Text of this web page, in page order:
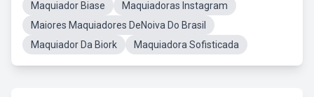
Maquiador Biase
Maquiadoras Instagram
Maiores Maquiadores DeNoiva Do Brasil
Maquiador Da Biork
Maquiadora Sofisticada